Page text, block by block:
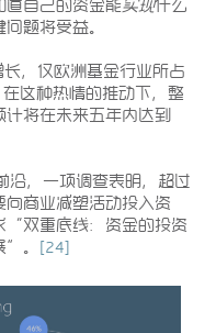
道自己的资金能实现什么
题将受益。
，仅欧洲基金行业所占
这种热情的推动下，整
将在未来五年内达到
沿，一项调查表明，超过
向商业减塑活动投入资
“双重底线：资金的投资
”。 [24]